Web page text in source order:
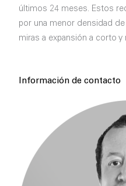
últimos 24 meses. Estos
por una menor densidad
miras a expansión a corto y
Información de contacto